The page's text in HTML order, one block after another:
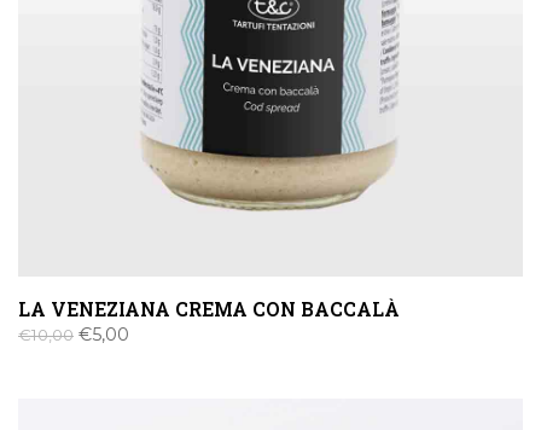
LA VENEZIANA CREMA CON BACCALÀ
€10,00 €5,00